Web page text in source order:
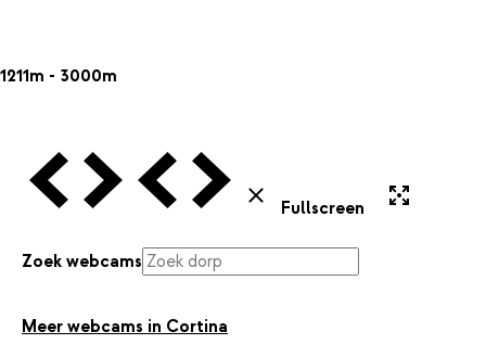
1211m - 3000m
Vorige Webcam
Volgende Webcam
Vorige Webcam
Volgende Webcam
Sluiten
Fullscreen
Zoek webcams
Meer webcams in Cortina